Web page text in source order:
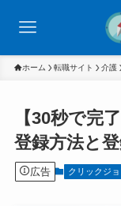
ホーム 転職サイト 介護
【30秒で完
登録方法と
広告 クリックジ